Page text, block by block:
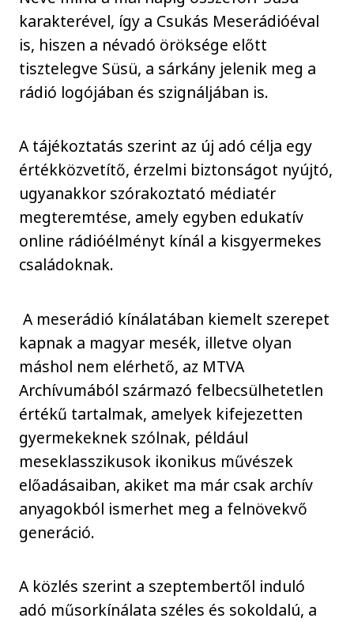
karakterével, így a Csukás Meserádióéval
is, hiszen a névadó öröksége előtt
tisztelegve Süsü, a sárkány jelenik meg a
rádió logójában és szignáljában is.
A tájékoztatás szerint az új adó célja egy
értékközvetítő, érzelmi biztonságot nyújtó,
ugyanakkor szórakoztató médiatér
megteremtése, amely egyben edukatív
online rádióélményt kínál a kisgyermekes
családoknak.
A meserádió kínálatában kiemelt szerepet
kapnak a magyar mesék, illetve olyan
máshol nem elérhető, az MTVA
Archívumából származó felbecsülhetetlen
értékű tartalmak, amelyek kifejezetten
gyermekeknek szólnak, például
meseklasszikusok ikonikus művészek
előadásaiban, akiket ma már csak archív
anyagokból ismerhet meg a felnövekvő
generáció.
A közlés szerint a szeptembertől induló
adó műsorkínálata széles és sokoldalú, a